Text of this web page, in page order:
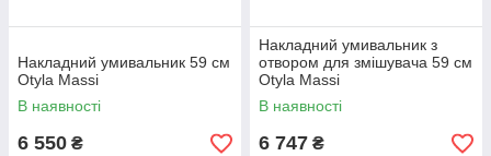
Накладний умивальник 59 см
Otyla Massi
В наявності
6 550 ₴
Накладний умивальник з
отвором для змішувача 59 см
Otyla Massi
В наявності
6 747 ₴